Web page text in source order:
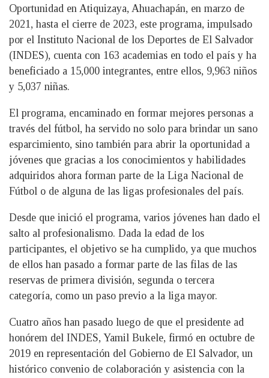
Oportunidad en Atiquizaya, Ahuachapán, en marzo de
2021, hasta el cierre de 2023, este programa, impulsado
por el Instituto Nacional de los Deportes de El Salvador
(INDES), cuenta con 163 academias en todo el país y ha
beneficiado a 15,000 integrantes, entre ellos, 9,963 niños
y 5,037 niñas.
El programa, encaminado en formar mejores personas a
través del fútbol, ha servido no solo para brindar un sano
esparcimiento, sino también para abrir la oportunidad a
jóvenes que gracias a los conocimientos y habilidades
adquiridos ahora forman parte de la Liga Nacional de
Fútbol o de alguna de las ligas profesionales del país.
Desde que inició el programa, varios jóvenes han dado el
salto al profesionalismo. Dada la edad de los
participantes, el objetivo se ha cumplido, ya que muchos
de ellos han pasado a formar parte de las filas de las
reservas de primera división, segunda o tercera
categoría, como un paso previo a la liga mayor.
Cuatro años han pasado luego de que el presidente ad
honórem del INDES, Yamil Bukele, firmó en octubre de
2019 en representación del Gobierno de El Salvador, un
histórico convenio de colaboración y asistencia con la